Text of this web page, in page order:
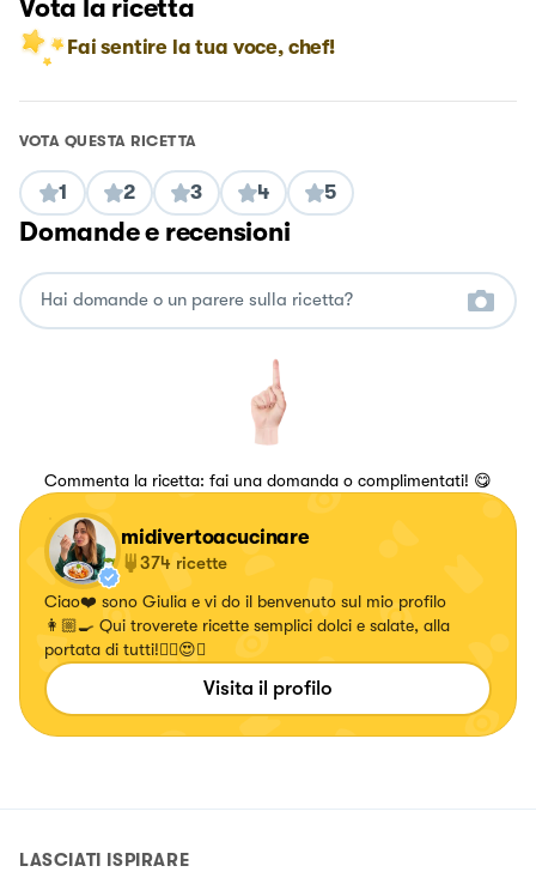
Vota la ricetta
Fai sentire la tua voce, chef!
VOTA QUESTA RICETTA
1 2 3 4 5
Domande e recensioni
Commenta la ricetta: fai una domanda o complimentati! 😋
midivertoacucinare
374 ricette
Ciao❤️ sono Giulia e vi do il benvenuto sul mio profilo
👩🏼‍🍳 Qui troverete ricette semplici dolci e salate, alla
portata di tutti!✌🏼😍🍝
Visita il profilo
LASCIATI ISPIRARE